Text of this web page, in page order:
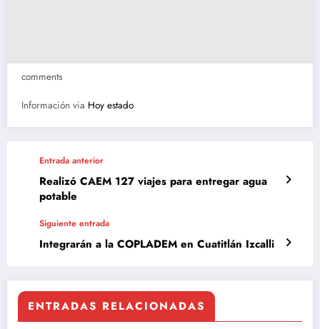
comments
Información via Hoy estado
Entrada anterior
Realizó CAEM 127 viajes para entregar agua
potable
Siguiente entrada
Integrarán a la COPLADEM en Cuatitlán Izcalli
ENTRADAS RELACIONADAS